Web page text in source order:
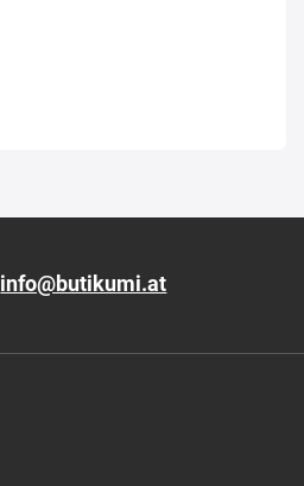
info@butikumi.at